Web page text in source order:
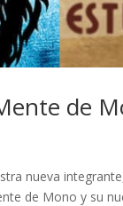
de
nueva
de Mono y su